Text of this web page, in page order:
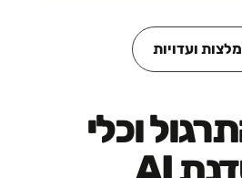
ועדויות
וכלי